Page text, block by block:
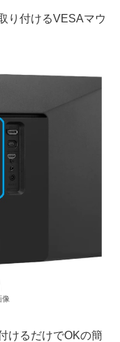
り付けるVESAマウ
像
けるだけでOKの簡